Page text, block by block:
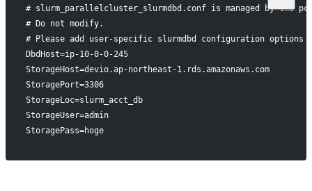
# slurm_parallelcluster_slurmdbd.conf is managed by the
# Do not modify.
# Please add user-specific slurmdbd configuration options
DbdHost=ip-10-0-0-245
StorageHost=devio.ap-northeast-1.rds.amazonaws.com
StoragePort=3306
StorageLoc=slurm_acct_db
StorageUser=admin
StoragePass=hoge